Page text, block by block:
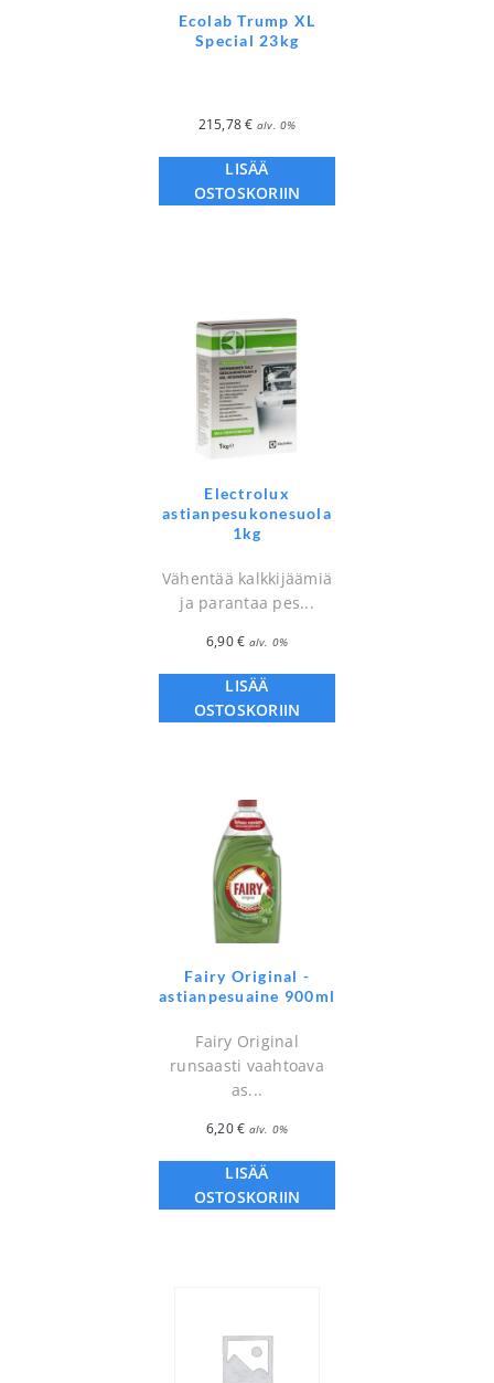
Ecolab Trump XL
Special 23kg
215,78€ alv. 0%
LISÄÄ
OSTOSKORIIN
Electrolux
astianpesukonesuola
1kg
Vähentää kalkkijäämiä
ja parantaa pes...
6,90€ alv. 0%
LISÄÄ
OSTOSKORIIN
Fairy Original -
astianpesuaine 900ml
Fairy Original
runsaasti vaahtoava
as...
6,20€ alv. 0%
LISÄÄ
OSTOSKORIIN